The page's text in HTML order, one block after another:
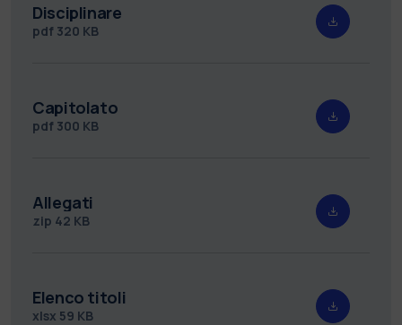
Disciplinare
pdf 320 KB
Capitolato
pdf 300 KB
Allegati
zip 42 KB
Elenco titoli
xlsx 59 KB